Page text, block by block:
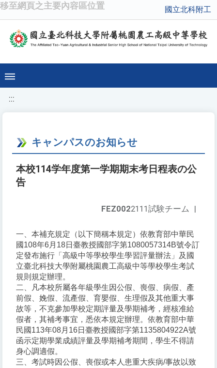
移至網頁之主要內容區位置 國立北科附工
:::
キャンパスのお知らせ
本校114学年度第一学期期末考日程表の公
告
FEZ0022111試験チーム |
一、本補充規定（以下簡稱本規定）依教育部中華民
國108年6月18日臺教授國部字第1080057314B號令訂
定發布施行「高級中等學校學生學習評量辦法」及國
立臺北科技大學附屬桃園農工高級中等學校學生考試
規則規定辦理。
二、凡本校所屬各年級學生因公假、喪假、病假、產
前假、娩假、流產假、育嬰假、生理假及其他重大事
故等，不克參加學校定期評量及學期補考，經核准給
假者，其補考事宜，悉依本規定辦理。依教育部中華
民國113年08月16日臺教授國部字第1135804922A號
函示定期學業成績評量及學期補考期間，學生不得請
身心調適假。
三、考試時因公假、喪假或本人患重大疾病/事故以致